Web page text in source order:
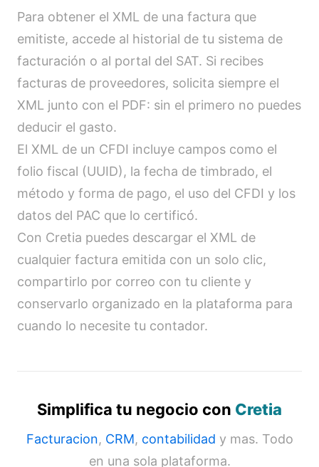
Para obtener el XML de una factura que
emitiste, accede al historial de tu sistema de
facturación o al portal del SAT. Si recibes
facturas de proveedores, solicita siempre el
XML junto con el PDF: sin el primero no puedes
deducir el gasto.
El XML de un CFDI incluye campos como el
folio fiscal (UUID), la fecha de timbrado, el
método y forma de pago, el uso del CFDI y los
datos del PAC que lo certificó.
Con Cretia puedes descargar el XML de
cualquier factura emitida con un solo clic,
compartirlo por correo con tu cliente y
conservarlo organizado en la plataforma para
cuando lo necesite tu contador.
Simplifica tu negocio con Cretia
Facturacion, CRM, contabilidad y mas. Todo
en una sola plataforma.